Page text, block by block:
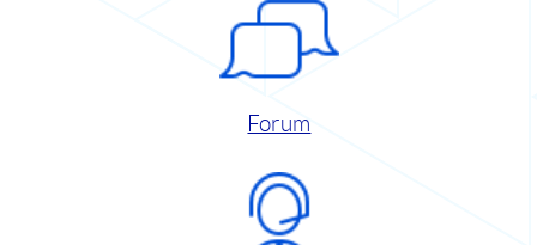
Forum